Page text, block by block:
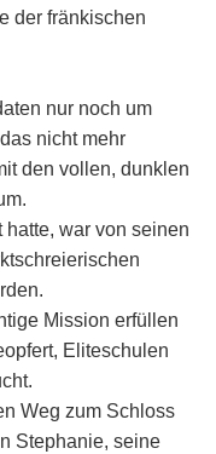
der fränkischen
nur noch um
nicht mehr
den vollen, dunklen
hatte, war von seinen
Mission erfüllen
Eliteschulen
Weg zum Schloss
Stephanie, seine